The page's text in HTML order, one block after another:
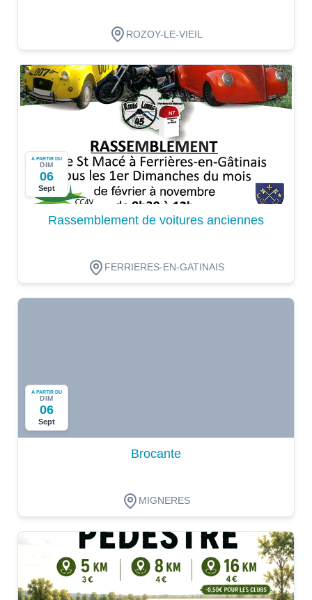
ROZOY-LE-VIEIL
A PARTIR DU
DIM
06
Sept
Rassemblement de voitures anciennes
FERRIERES-EN-GATINAIS
A PARTIR DU
DIM
06
Sept
Brocante
MIGNERES